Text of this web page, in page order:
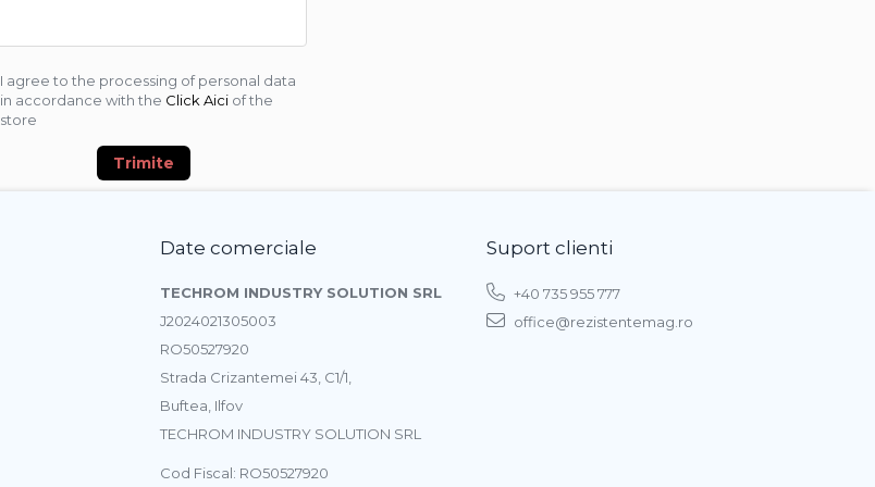
I agree to the processing of personal data
in accordance with the Click Aici of the
store
Trimite
Date comerciale
TECHROM INDUSTRY SOLUTION SRL
J2024021305003
RO50527920
Strada Crizantemei 43, C1/1,
Buftea, Ilfov
TECHROM INDUSTRY SOLUTION SRL
Cod Fiscal: RO50527920
Suport clienti
+40 735 955 777
office@rezistentemag.ro